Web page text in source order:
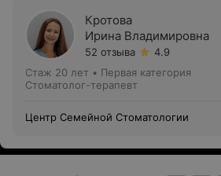
Кротова
Ирина Владимировна
52 отзыва
4.9
Стаж 20 лет • Первая категория
Стоматолог-терапевт
Центр Семейной Стоматологии